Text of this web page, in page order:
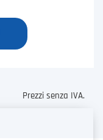
Prezzi senza IVA.